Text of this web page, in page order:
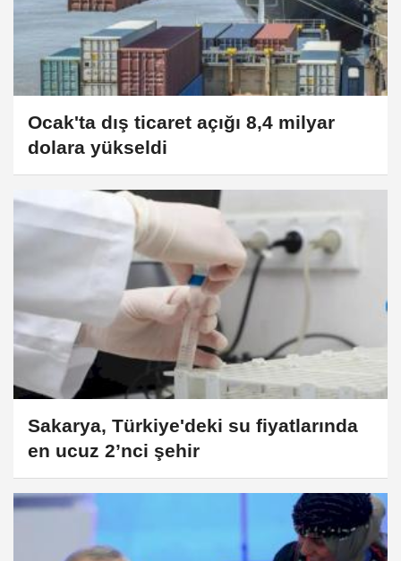
Ocak'ta dış ticaret açığı 8,4 milyar
dolara yükseldi
Sakarya, Türkiye'deki su fiyatlarında
en ucuz 2’nci şehir